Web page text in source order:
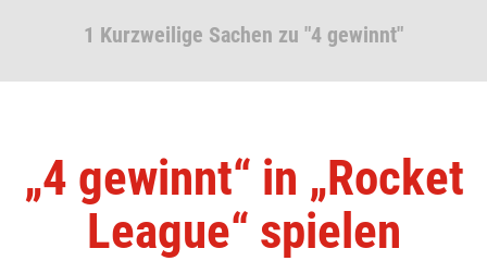
1 Kurzweilige Sachen zu "4 gewinnt"
„4 gewinnt“ in „Rocket
League“ spielen